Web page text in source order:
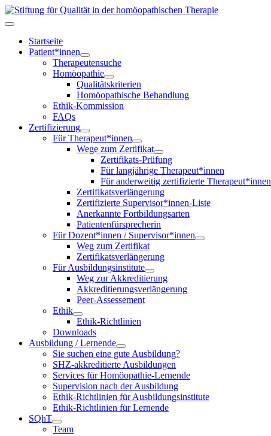
Startseite
Patient*innen
Therapeutensuche
Homöopathie
Qualitätskriterien
Homöopathische Behandlung
Ethik-Kommission
FAQs
Zertifizierung
Für Therapeut*innen
Wege zum Zertifikat
Zertifikats-Prüfung
Für langjährige Therapeut*innen
Für anderweitig zertifizierte Therapeut*innen
Zertifikatsverlängerung
Zertifizierte Supervisor*innen-Liste
Anerkannte Fortbildungsarten
Patientenfürsprecherin
Für Dozent*innen / Supervisor*innen
Weg zum Zertifikat
Zertifikatsverlängerung
Für Ausbildungsinstitute
Weg zur Akkreditierung
Akkreditierungsverlängerung
Peer-Assessement
Ethik
Ethik-Richtlinien
Downloads
Ausbildung / Lernende
Sie suchen eine gute Ausbildung?
SHZ-akkreditierte Ausbildungen
Services für Homöopathie-Lernende
Supervision nach der Ausbildung
Ethik-Richtlinien für Ausbildungsinstitute
Ethik-Richtlinien für Lernende
SQhT
Team